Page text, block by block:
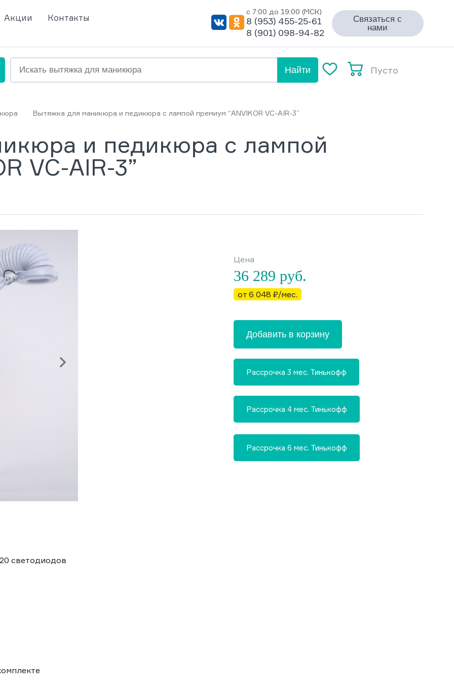
Акции Контакты
с 7:00 до 19:00 (МСК)
8 (953) 455-25-61
8 (901) 098-94-82
Связаться с
нами
Найти Пусто
Вытяжка для маникюра и педикюра с лампой премиум “ANVIKOR VC-AIR-3”
и педикюра с лампой
VC-AIR-3”
светодиодов
Цена
36 289 руб.
от 6 048 ₽/мес.
Добавить в корзину
Рассрочка 3 мес. Тинькофф
Рассрочка 4 мес. Тинькофф
Рассрочка 6 мес. Тинькофф